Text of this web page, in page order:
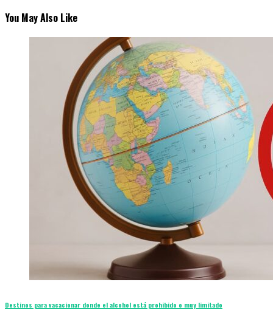
You May Also Like
Destinos para vacacionar donde el alcohol está prohibido o muy limitado